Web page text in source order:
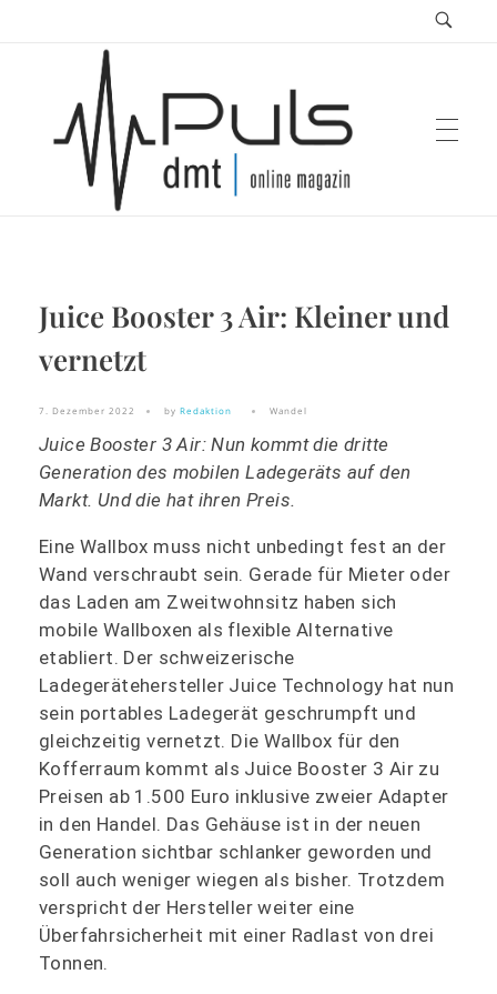
Puls Magazin
Zukunft der Mobilität
Juice Booster 3 Air: Kleiner und
vernetzt
7. Dezember 2022 by Redaktion Wandel
Juice Booster 3 Air: Nun kommt die dritte
Generation des mobilen Ladegeräts auf den
Markt. Und die hat ihren Preis.
Eine Wallbox muss nicht unbedingt fest an der
Wand verschraubt sein. Gerade für Mieter oder
das Laden am Zweitwohnsitz haben sich
mobile Wallboxen als flexible Alternative
etabliert. Der schweizerische
Ladegerätehersteller Juice Technology hat nun
sein portables Ladegerät geschrumpft und
gleichzeitig vernetzt. Die Wallbox für den
Kofferraum kommt als Juice Booster 3 Air zu
Preisen ab 1.500 Euro inklusive zweier Adapter
in den Handel. Das Gehäuse ist in der neuen
Generation sichtbar schlanker geworden und
soll auch weniger wiegen als bisher. Trotzdem
verspricht der Hersteller weiter eine
Überfahrsicherheit mit einer Radlast von drei
Tonnen.